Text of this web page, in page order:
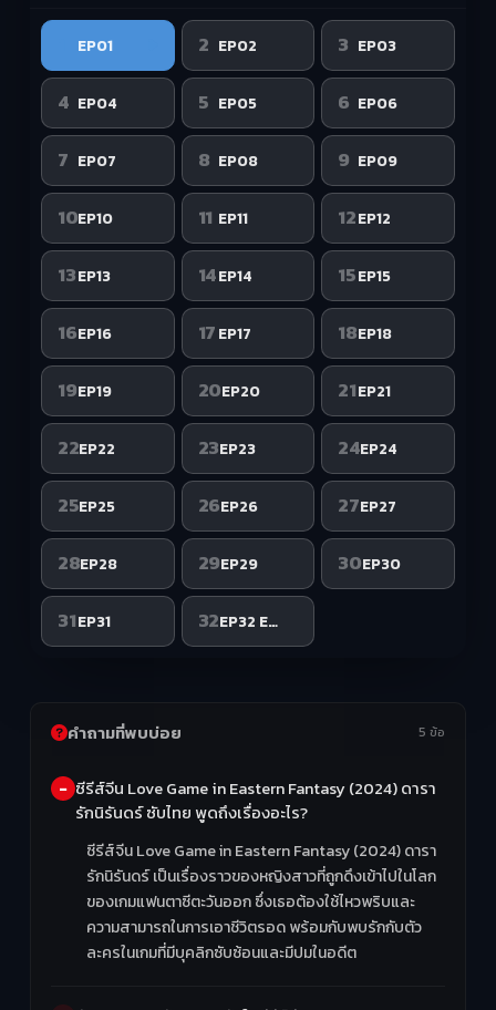
EP01 2 EP02 3 EP03
4 EP04 5 EP05 6 EP06
7 EP07 8 EP08 9 EP09
10EP10 11 EP11 12EP12
13EP13 14EP14 15EP15
16EP16 17 EP17 18EP18
19EP19 20EP20 21EP21
22EP22 23EP23 24EP24
25EP25 26EP26 27EP27
28EP28 29EP29 30EP30
31EP31 32 EP32 END
คำถามที่พบบ่อย 5 ข้อ
ซีรีส์จีน Love Game in Eastern Fantasy (2024) ดารา
รักนิรันดร์ ซับไทย พูดถึงเรื่องอะไร?
ซีรีส์จีน Love Game in Eastern Fantasy (2024) ดารา
รักนิรันดร์ เป็นเรื่องราวของหญิงสาวที่ถูกดึงเข้าไปในโลก
ของเกมแฟนตาซีตะวันออก ซึ่งเธอต้องใช้ไหวพริบและ
ความสามารถในการเอาชีวิตรอด พร้อมกับพบรักกับตัว
ละครในเกมที่มีบุคลิกซับซ้อนและมีปมในอดีต